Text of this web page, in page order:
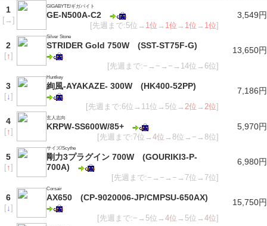
1
[→ ]
GIGABYTE/ギガバイト
GE-N500A-C2
[先週まで:5位→ 1位 → 1位 → 1位 → 1位]
3,549円
2
[↑]
Silver Stone
STRIDER Gold 750W (SST-ST75F-G)
[先週まで:−→−→−→14位→6位]
13,650円
3
[↓]
Huntkey
絢風-AYAKAZE- 300W (HK400-52PP)
[先週まで:6位→11位→5位→2位 →2位]
7,186円
4
[↑]
玄人志向
KRPW-SS600W/85+
[先週まで:7位→4位 →8位→−→8位]
5,970円
5
[↑]
サイズ/Scythe
剛力3プラグイン 700W (GOURIKI3-P-
700A)
[先週まで:−→−→−→7位→7位]
6,980円
6
[↓]
Corsair
AX650 (CP-9020006-JP/CMPSU-650AX)
[先週まで:−→5位→4位 →5位→4位]
15,750円